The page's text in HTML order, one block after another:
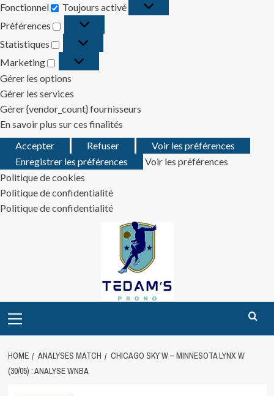
Fonctionnel
Fonctionnel
Toujours activé
Préférences
Préférences
Statistiques
Statistiques
Marketing
Marketing
Gérer les options
Gérer les services
Gérer {vendor_count} fournisseurs
En savoir plus sur ces finalités
Accepter
Refuser
Voir les préférences
Enregistrer les préférences
Voir les préférences
Politique de cookies
Politique de confidentialité
Politique de confidentialité
Menu
HOME ANALYSES MATCH
CHICAGO SKY W – MINNESOTA LYNX W
(30/05) : ANALYSE WNBA